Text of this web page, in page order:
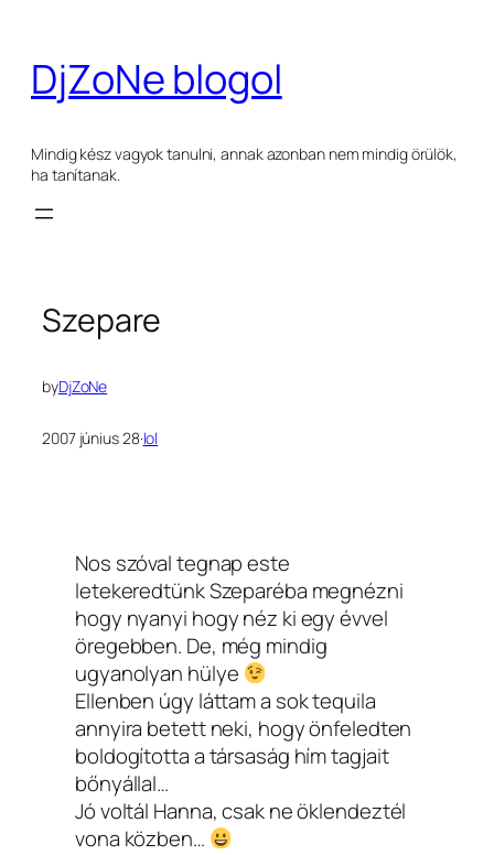
tartalomhoz
DjZoNe blogol
Mindig kész vagyok tanulni, annak azonban nem mindig örülök,
ha tanítanak.
Szepare
byDjZoNe
2007 június 28·lol
Nos szóval tegnap este
letekeredtünk Szeparéba megnézni
hogy nyanyi hogy néz ki egy évvel
öregebben. De, még mindig
ugyanolyan hülye
Ellenben úgy láttam a sok tequila
annyira betett neki, hogy önfeledten
boldogította a társaság hím tagjait
bőnyállal…
Jó voltál Hanna, csak ne öklendeztél
vona közben…